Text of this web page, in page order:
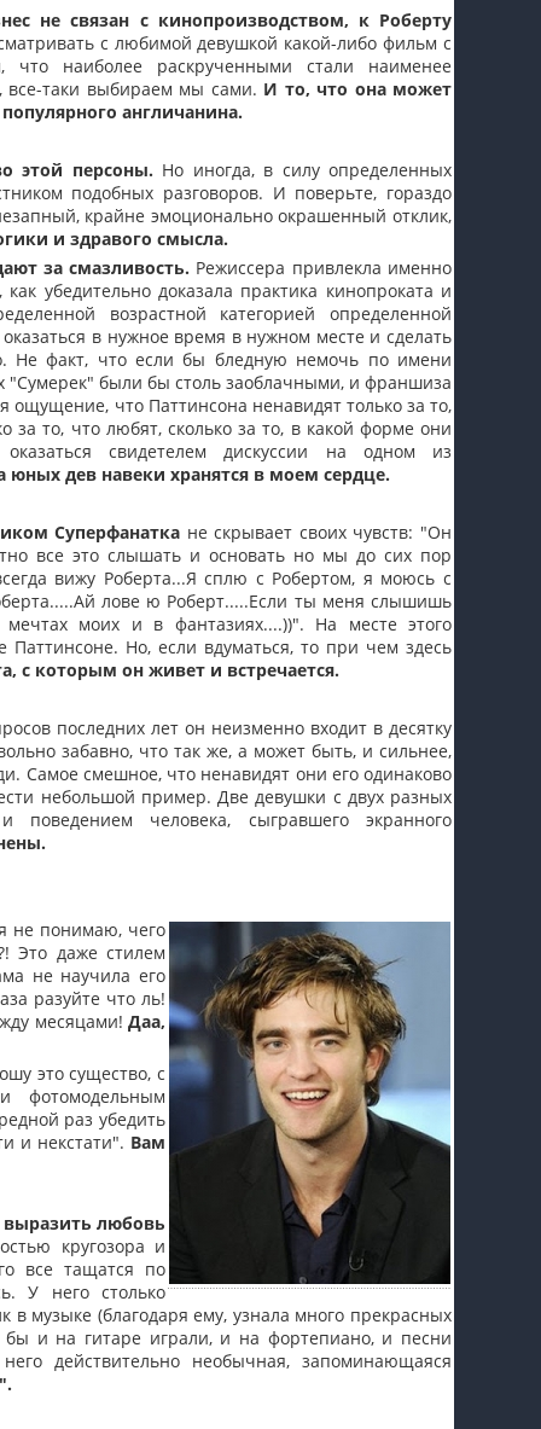
пїЅпїЅпїЅпїЅпїЅпїЅпїЅпїЅпїЅпїЅ
не связан с кинопроизводством, к Роберту
с любимой девушкой какой-либо фильм с
наиболее раскрученными стали наименее
все-таки выбираем мы сами. И то, что она может
англичанина.
этой персоны. Но иногда, в силу определенных
подобных разговоров. И поверьте, гораздо
крайне эмоционально окрашенный отклик,
и здравого смысла.
за смазливость. Режиссера привлекла именно
убедительно доказала практика кинопроката и
возрастной категорией определенной
в нужное время в нужном месте и сделать
Не факт, что если бы бледную немочь по имени
"Сумерек" были бы столь заоблачными, и франшиза
что Паттинсона ненавидят только за то,
то, что любят, сколько за то, в какой форме они
свидетелем дискуссии на одном из
дев навеки хранятся в моем сердце.
Суперфанатка не скрывает своих чувств: "Он
все это слышать и основать но мы до сих пор
вижу Роберта...Я сплю с Робертом, я моюсь с
лове ю Роберт.....Если ты меня слышишь
мечтах моих и в фантазиях....))". На месте этого
Но, если вдуматься, то при чем здесь
с которым он живет и встречается.
последних лет он неизменно входит в десятку
забавно, что так же, а может быть, и сильнее,
Самое смешное, что ненавидят они его одинаково
небольшой пример. Две девушки с двух разных
человека, сыгравшего экранного
не понимаю, чего
Это даже стилем
не научила его
разуйте что ль!
месяцами! Даа,
это существо, с
фотомодельным
раз убедить
и некстати". Вам
любовь
кругозора и
все тащатся по
У него столько
музыке (благодаря ему, узнала много прекрасных
бы и на гитаре играли, и на фортепиано, и песни
действительно необычная, запоминающаяся